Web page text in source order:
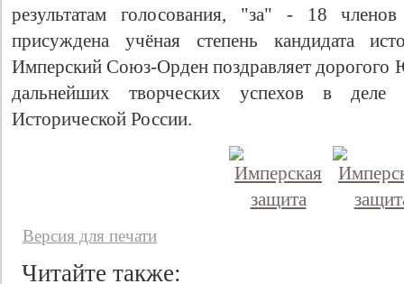
результатам голосования, "за" - 18
присуждена учёная степень кандидата
Имперский Союз-Орден поздравляет дорогого
дальнейших творческих успехов в деле
Исторической России.
Версия для печати
Читайте также: